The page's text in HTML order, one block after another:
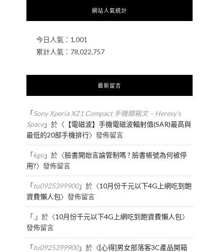
網站人氣統計
今日人氣： 1,001
累計人氣： 78,022,757
最新留言
「Sony Xperia XZ1 Compact 手機開箱文 – Heresy's
Space」於〈 【電磁波】手機電磁波輻射值(SAR)最高與
最低的20部手機排行〉發佈留言
「kgo」於〈臉書開始言論管制嗎 ? 臉書帳號為何被停
用?〉發佈留言
「tu0925399900」於〈10月份千元以下4G上網吃到飽
資費懶人包〉發佈留言
「.」於〈10月份千元以下4G上網吃到飽資費懶人包〉
發佈留言
「tu0925399900」於〈[心得]男女部落客3C產品開箱